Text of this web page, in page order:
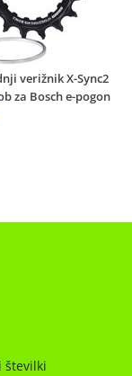
verižnik X-Sync2
za Bosch e-pogon
številki